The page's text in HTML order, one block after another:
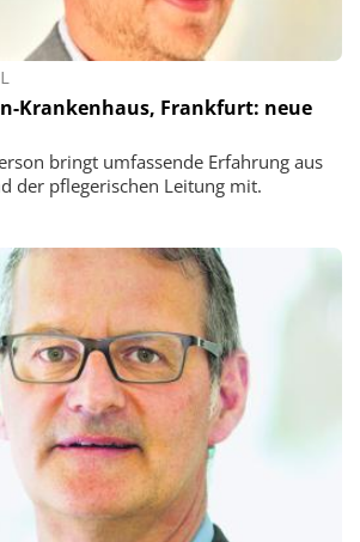
Krankenhaus, Frankfurt: neue
bringt umfassende Erfahrung aus
der pflegerischen Leitung mit.